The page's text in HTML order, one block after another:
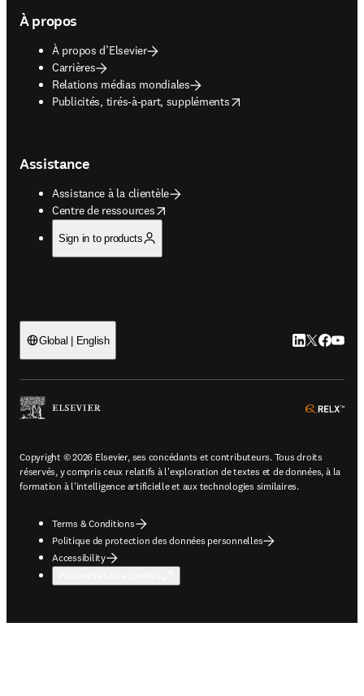
À propos
À propos d’Elsevier
Carrières
Relations médias mondiales
Publicités, tirés-à-part, suppléments
opens in new tab/window
Assistance
Assistance à la clientèle
Centre de ressources
opens in new tab/window
Sign in to products
Global | English LinkedIn
Twitter
Copyright © 2026 Elsevier, ses concédants et contributeurs. Tous droits
réservés, y compris ceux relatifs à l'exploration de textes et de données, à la
formation à l'intelligence artificielle et aux technologies similaires.
Terms & Conditions
Politique de protection des données personnelles
Accessibility